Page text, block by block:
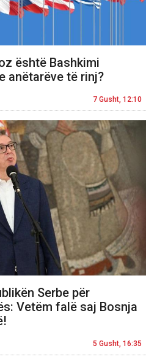
është Bashkimi
anëtarëve të rinj?
7 Gusht, 12:10
Serbe për
Vetëm falë saj Bosnja
5 Gusht, 16:35